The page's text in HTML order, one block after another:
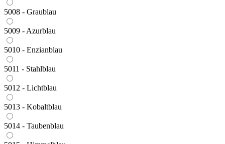
5008 - Graublau
5009 - Azurblau
5010 - Enzianblau
5011 - Stahlblau
5012 - Lichtblau
5013 - Kobaltblau
5014 - Taubenblau